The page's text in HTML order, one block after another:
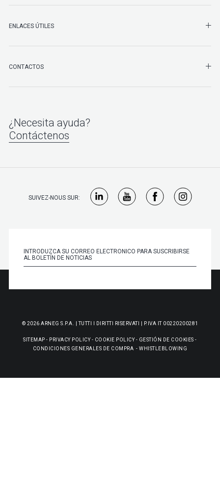
ENLACES ÚTILES
CONTACTOS
¿Necesita ayuda?
Contáctenos
SUIVEZ-NOUS SUR:
© 2026 ARNEG S.P.A. | TUTTI I DIRITTI RISERVATI | P.IVA IT 00220200281
SITEMAP - PRIVACY POLICY- COOKIE POLICY- GESTIÓN DE COOKIES -
CONDICIONES GENERALES DE COMPRA -WHISTLEBLOWING